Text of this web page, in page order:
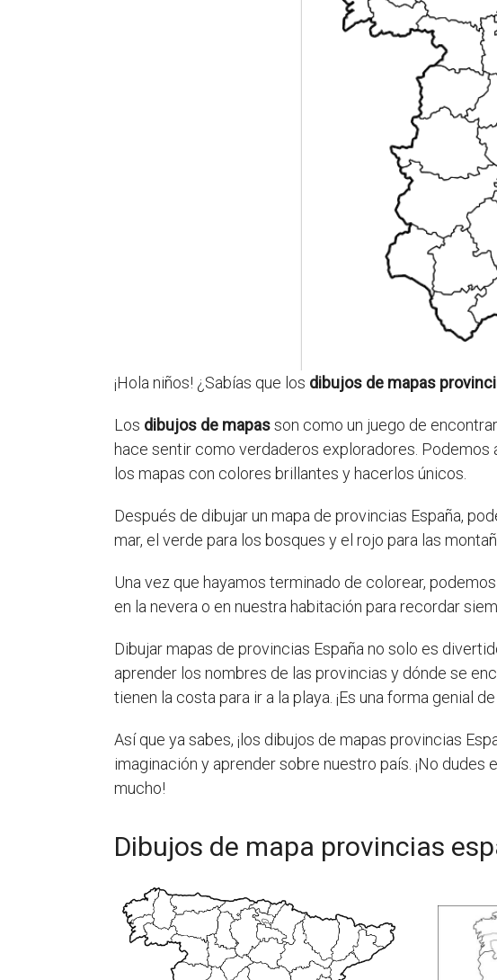
¡Hola niños! ¿Sabías que los dibujos de mapas
Los dibujos de mapasson como un juego de
hace sentir como verdaderos exploradores.
los mapas con colores brillantes y hacerlos únicos.
Después de dibujar un mapa de provincias España,
mar, el verde para los bosques y el rojo para las
Una vez que hayamos terminado de colorear,
en la nevera o en nuestra habitación para recordar
Dibujar mapas de provincias España no solo es
aprender los nombres de las provincias y dónde se
tienen la costa para ir a la playa. ¡Es una forma genial
Así que ya sabes, ¡los dibujos de mapas provincias
imaginación y aprender sobre nuestro país. ¡No
mucho!
Dibujos de mapa provincias